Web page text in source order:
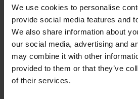
We use cookies to personalise
provide social media features and
We also share information about
our social media, advertising and
may combine it with other
provided to them or that they’ve
of their services.
HERSTAL
Vienda Ø20 Taklampe
kr 269
Veil. kr 779